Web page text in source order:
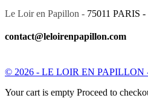
Le Loir en Papillon - 75011 PARIS -
contact@leloirenpapillon.com
© 2026 - LE LOIR EN PAPILLON
Your cart is empty Proceed to